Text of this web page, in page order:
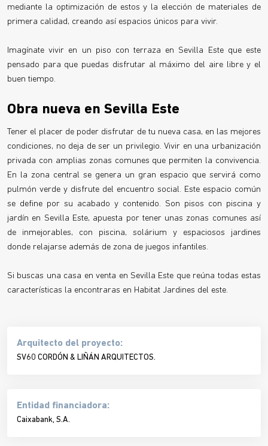
mediante la optimización de estos y la elección de materiales de
primera calidad, creando así espacios únicos para vivir.
Imagínate vivir en un piso con terraza en Sevilla Este que este
pensado para que puedas disfrutar al máximo del aire libre y el
buen tiempo.
Obra nueva en Sevilla Este
Tener el placer de poder disfrutar de tu nueva casa, en las mejores
condiciones, no deja de ser un privilegio. Vivir en una urbanización
privada con amplias zonas comunes que permiten la convivencia.
En la zona central se genera un gran espacio que servirá como
pulmón verde y disfrute del encuentro social. Este espacio común
se define por su acabado y contenido. Son pisos con piscina y
jardín en Sevilla Este, apuesta por tener unas zonas comunes así
de inmejorables, con piscina, solárium y espaciosos jardines
donde relajarse además de zona de juegos infantiles.
Si buscas una casa en venta en Sevilla Este que reúna todas estas
características la encontraras en Habitat Jardines del este.
Arquitecto del proyecto:
SV60 CORDÓN & LIÑÁN ARQUITECTOS.
Entidad financiadora:
Caixabank, S.A.